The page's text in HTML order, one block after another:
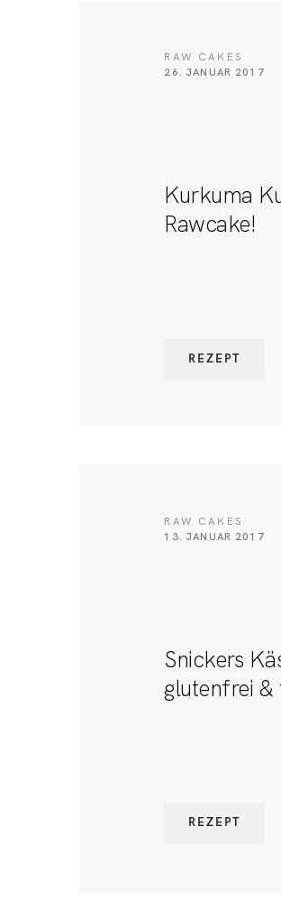
RAW CAKES
26. JANUAR 2017
Kurkuma
Rawcake!
REZEPT
RAW CAKES
13. JANUAR 2017
Snickers
glutenfrei
REZEPT